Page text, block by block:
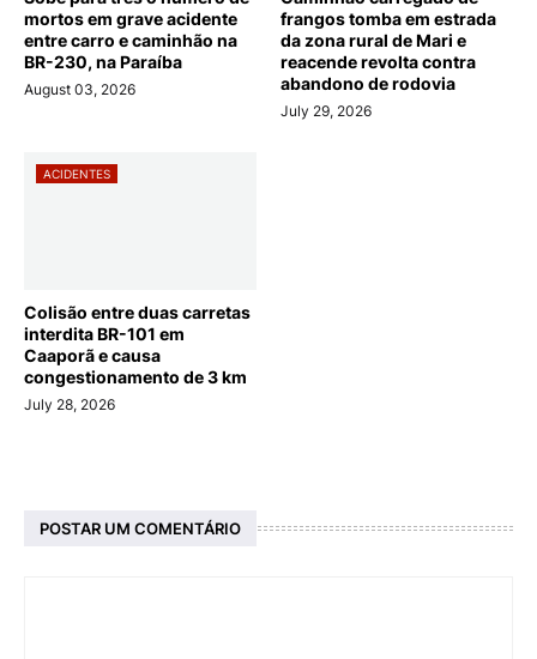
mortos em grave acidente
entre carro e caminhão na
BR-230, na Paraíba
August 03, 2026
frangos tomba em estrada
da zona rural de Mari e
reacende revolta contra
abandono de rodovia
July 29, 2026
ACIDENTES
Colisão entre duas carretas
interdita BR-101 em
Caaporã e causa
congestionamento de 3 km
July 28, 2026
POSTAR UM COMENTÁRIO